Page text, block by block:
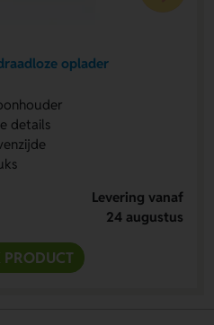
oplader
details
Levering vanaf
24 augustus
PRODUCT